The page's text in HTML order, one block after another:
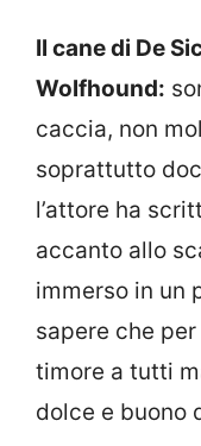
Il cane di De
Wolfhound:
caccia, non
soprattutto
l’attore ha
accanto allo
immerso in un
sapere che
timore a tutti
dolce e buono